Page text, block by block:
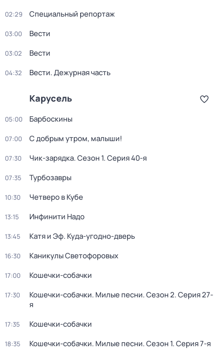
02:29 Специальный репортаж
03:00 Вести
03:02 Вести
04:32 Вести. Дежурная часть
Карусель
05:00 Барбоскины
07:00 С добрым утром, малыши!
07:30 Чик-зарядка. Сезон 1. Серия 40-я
07:35 Турбозавры
10:30 Четверо в Кубе
13:15 Инфинити Надо
13:45 Катя и Эф. Куда-угодно-дверь
16:30 Каникулы Светофоровых
17:00 Кошечки-собачки
17:30 Кошечки-собачки. Милые песни. Сезон 2. Серия 27-
я
17:35 Кошечки-собачки
18:35 Кошечки-собачки. Милые песни. Сезон 1. Серия 7-я